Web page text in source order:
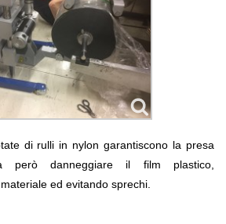
di rulli in nylon garantiscono la presa
però danneggiare il film plastico,
ed evitando sprechi.